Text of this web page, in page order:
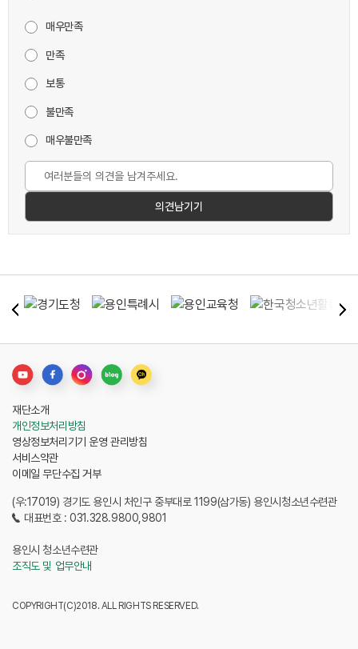
매우만족
만족
보통
불만족
매우불만족
(우:17019) 경기도 용인시 처인구 중부대로 1199(삼가동) 용인시청소년수련관
대표번호 : 031.328.9800,9801
용인시 청소년수련관
조직도 및 업무안내
COPYRIGHT(C)2018. ALL RIGHTS RESERVED.
재단소개
개인정보처리방침
영상정보처리기기 운영 관리방침
서비스약관
이메일 무단수집 거부